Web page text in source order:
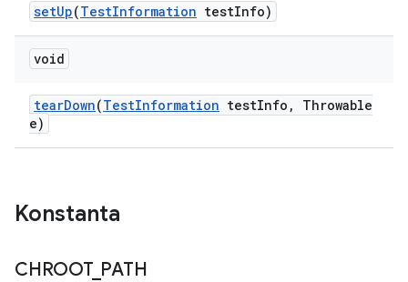
setUp(TestInformation testInfo)
void
tearDown(TestInformation testInfo ,
Throwable
e)
Konstanta
CHROOT_ PATH